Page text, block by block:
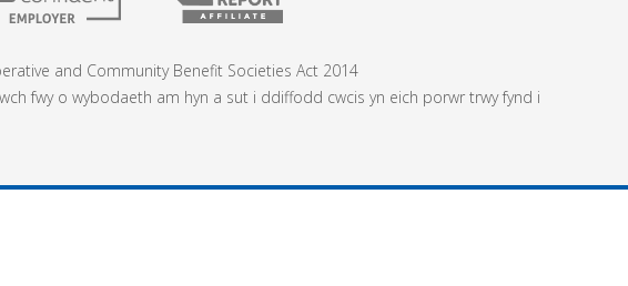
and Community Benefit Societies Act 2014
fwy o wybodaeth am hyn a sut i ddiffodd cwcis yn eich porwr trwy fynd i